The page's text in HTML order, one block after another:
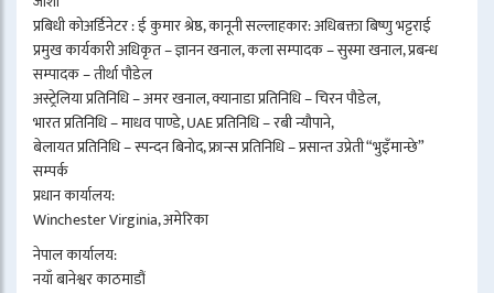
प्रबिधी कोअर्डिनेटर : ई कुमार श्रेष्ठ, कानूनी सल्लाहकार: अधिबक्ता बिष्णु भट्टराई
प्रमुख कार्यकारी अधिकृत – ज्ञानन खनाल, कला सम्पादक – सुस्मा खनाल, प्रबन्ध
सम्पादक – तीर्था पौडेल
अस्ट्रेलिया प्रतिनिधि – अमर खनाल, क्यानाडा प्रतिनिधि – चिरन पौडेल,
भारत प्रतिनिधि – माधव पाण्डे, UAE प्रतिनिधि – रबी न्यौपाने,
बेलायत प्रतिनिधि – स्पन्दन बिनोद, फ्रान्स प्रतिनिधि – प्रसान्त उप्रेती “भुइँमान्छे”
सम्पर्क
प्रधान कार्यालय:
Winchester Virginia, अमेरिका
नेपाल कार्यालय:
नयाँ बानेश्वर काठमाडौं